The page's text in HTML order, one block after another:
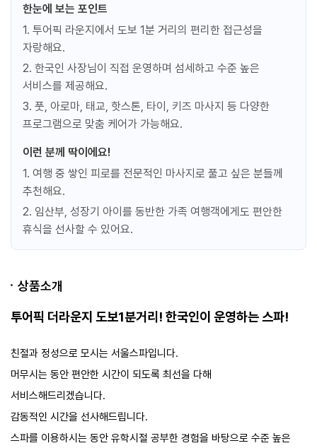
투어픽 오퍼
성인31,029 원
아동 사용불가
유아사용불가
알로에 마사지 60분
투어픽 오퍼
성인31,441 원
아동사용불가
유아 사용불가
키즈 마사지 120분
Kids Massage 120min
투어픽 오퍼
!
아동31,854 원
유아사용불가
발마사지 90분
Foot Massage 90min
한눈에 보는 포인트
1. 투어픽 라운지에서 도보 1분 거리의 편리한 접근성을
자랑해요.
2. 한국인 사장님이 직접 운영하며 섬세하고 수준 높은
서비스를 제공해요.
3. 풋, 아로마, 태교, 핫스톤, 타이, 키즈 마사지 등 다양한
프로그램으로 맞춤 케어가 가능해요.
이런 분께 딱이에요!
1. 여행 중 쌓인 피로를 전문적인 마사지로 풀고 싶은 분들께
추천해요.
2. 임산부, 성장기 아이를 동반한 가족 여행객에게도 편안한
휴식을 선사할 수 있어요.
상품소개
투어픽 더라운지 도보1분거리! 한국인이 운영하는 스파!
친절과 정성으로 모시는 서울스파입니다.
머무시는 동안 편안한 시간이 되도록 최선을 다해
서비스해드리겠습니다.
감동적인 시간을 선사해드립니다.
스파를 이용하시는 동안 유학시절 공부한 경험을 바탕으로 수준 높은